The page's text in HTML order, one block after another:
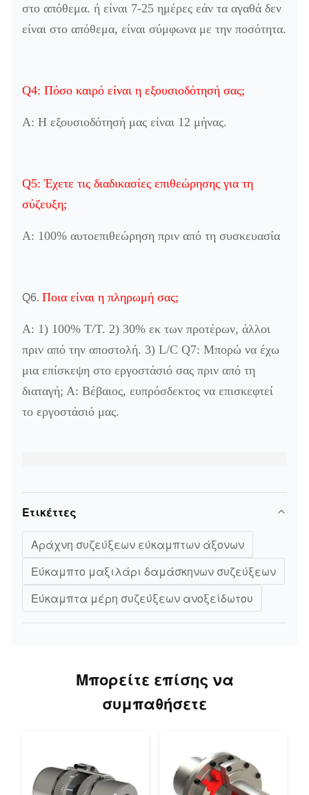
στο απόθεμα. ή είναι 7-25 ημέρες εάν τα αγαθά δεν
είναι στο απόθεμα, είναι σύμφωνα με την ποσότητα.
Q4: Πόσο καιρό είναι η εξουσιοδότησή σας;
Α: Η εξουσιοδότησή μας είναι 12 μήνας.
Q5: Έχετε τις διαδικασίες επιθεώρησης για τη
σύζευξη;
Α: 100% αυτοεπιθεώρηση πριν από τη συσκευασία
Q6. Ποια είναι η πληρωμή σας;
Α: 1) 100% T/T. 2) 30% εκ των προτέρων, άλλοι
πριν από την αποστολή. 3) L/C Q7: Μπορώ να έχω
μια επίσκεψη στο εργοστάσιό σας πριν από τη
διαταγή; Α: Βέβαιος, ευπρόσδεκτος να επισκεφτεί
το εργοστάσιό μας.
Ετικέττες
Αράχνη συζεύξεων εύκαμπτων άξονων
Εύκαμπτο μαξιλάρι δαμάσκηνων συζεύξεων
Εύκαμπτα μέρη συζεύξεων ανοξείδωτου
Μπορείτε επίσης να
συμπαθήσετε